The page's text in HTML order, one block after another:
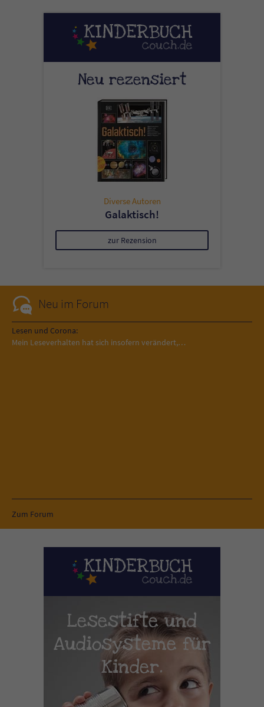
Neu rezensiert
Diverse Autoren
Galaktisch!
zur Rezension
Neu im Forum
Lesen und Corona:
Mein Leseverhalten hat sich insofern verändert,…
Zum Forum
Lesestifte und
Audiosysteme für
Kinder.